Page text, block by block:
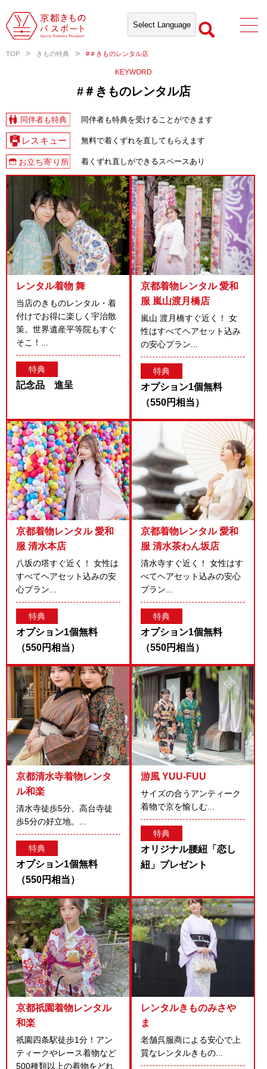
TOP きもの特典 #＃きものレンタル店
KEYWORD
#＃きものレンタル店
同伴者も特典を受けることができます
無料で着くずれを直してもらえます
着くずれ直しができるスペースあり
レンタル着物 舞
当店のきものレンタル・着
付けでお得に楽しく宇治散
策。世界遺産平等院もすぐ
そこ！...
特典
記念品 進呈
京都着物レンタル 愛和
服 嵐山渡月橋店
嵐山 渡月橋すぐ近く！ 女
性はすべてヘアセット込み
の安心プラン...
特典
オプション1個無料
（550円相当）
京都着物レンタル 愛和
服 清水本店
八坂の塔すぐ近く！ 女性は
すべてヘアセット込みの安
心プラン...
特典
オプション1個無料
（550円相当）
京都着物レンタル 愛和
服 清水茶わん坂店
清水寺すぐ近く！ 女性はす
べてヘアセット込みの安心
プラン...
特典
オプション1個無料
（550円相当）
京都清水寺着物レンタ
ル和楽
清水寺徒歩5分、高台寺徒
歩5分の好立地。...
特典
オプション1個無料
（550円相当）
游風 YUU-FUU
サイズの合うアンティーク
着物で京を愉しむ...
特典
オリジナル腰紐「恋し
紐」プレゼント
京都祇園着物レンタル
和楽
祇園四条駅徒歩1分！アン
ティークやレース着物など
500種類以上の着物をどれ
レンタルきものみさや
ま
老舗呉服商による安心で上
質なレンタルきもの...